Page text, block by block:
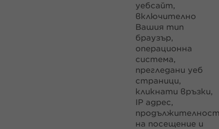
уебсайт,
включително
Вашия тип
браузър,
операционна
система,
прегледани уеб
страници,
кликнати връзки,
IP адрес,
на посещение и